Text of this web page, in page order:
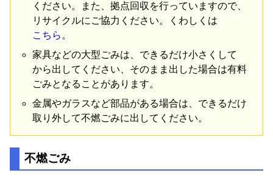
ください。 また 拠点回収 を行ってい ますので、
リサイクルに ご協力 ください。 くわしく は
こちら 。
家具などの大型ごみは できるだけ小さく して
から出して ください そのまま 出した場合は有料
ごみと なる こと があり ます。
金属やガラスなど部品がある場合は
できるだけ
取り外して不燃ごみに出して ください。
不燃ごみ